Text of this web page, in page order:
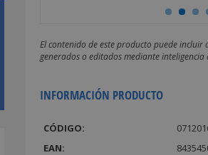
El contenido de este producto puede incluir
generados o editados mediante
INFORMACIÓN PRODUCTO
CÓDIGO:
EAN: